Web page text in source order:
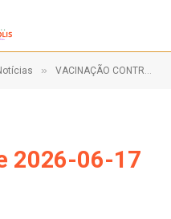
» VACINAÇÃO CONTRA A GRIPE!
2026-06-17